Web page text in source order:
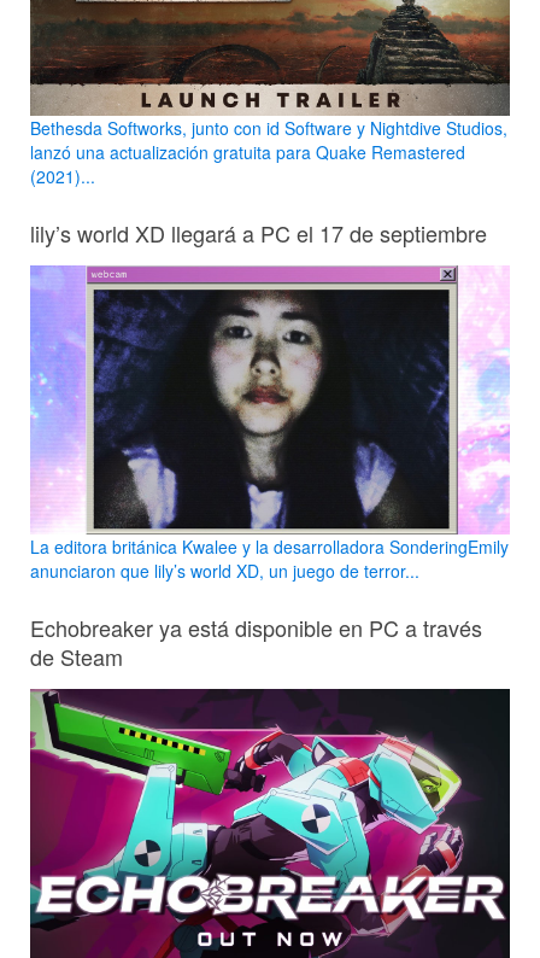
Bethesda Softworks, junto con id Software y Nightdive Studios,
lanzó una actualización gratuita para Quake Remastered
(2021)...
lily’s world XD llegará a PC el 17 de septiembre
La editora británica Kwalee y la desarrolladora SonderingEmily
anunciaron que lily’s world XD, un juego de terror...
Echobreaker ya está disponible en PC a través
de Steam